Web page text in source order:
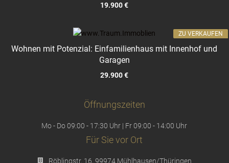
19.900 €
Wohnen mit Potenzial: Einfamilienhaus mit Innenhof und
Garagen
29.900 €
ZU VERKAUFEN
Öffnungszeiten
Mo - Do 09:00 - 17:30 Uhr | Fr 09:00 - 14:00 Uhr
Für Sie vor Ort
Röblingstr. 16, 99974 Mühlhausen/Thüringen